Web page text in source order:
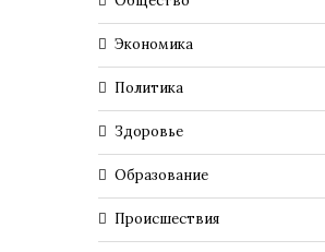
Экономика
Политика
Здоровье
Образование
Происшествия